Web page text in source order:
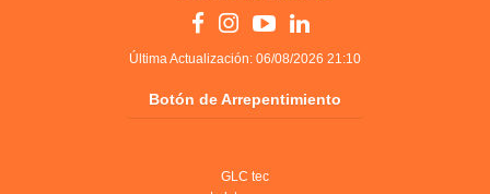
Última Actualización: 06/08/2026 21:10
Botón de Arrepentimiento
GLC tec